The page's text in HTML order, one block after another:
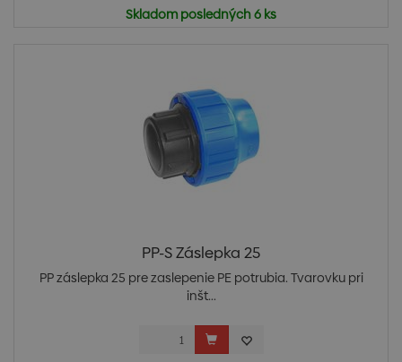
Skladom posledných 6 ks
PP-S Záslepka 25
PP záslepka 25 pre zaslepenie PE potrubia. Tvarovku pri
inšt...